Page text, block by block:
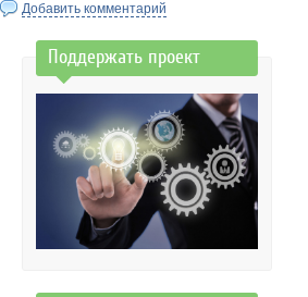
Добавить комментарий
Поддержать проект